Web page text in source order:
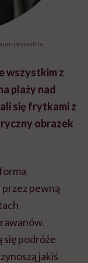
prywatne
wszystkim z
plaży nad
się frytkami z
obrazek
pewną
się podróże
jakiś